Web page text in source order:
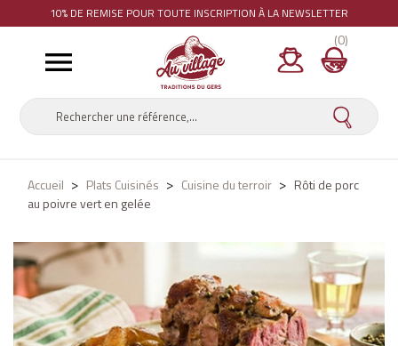
10% DE REMISE POUR TOUTE INSCRIPTION À LA NEWSLETTER

(0)
Accueil Plats Cuisinés Cuisine du terroir
Rôti de porc
au poivre vert en gelée